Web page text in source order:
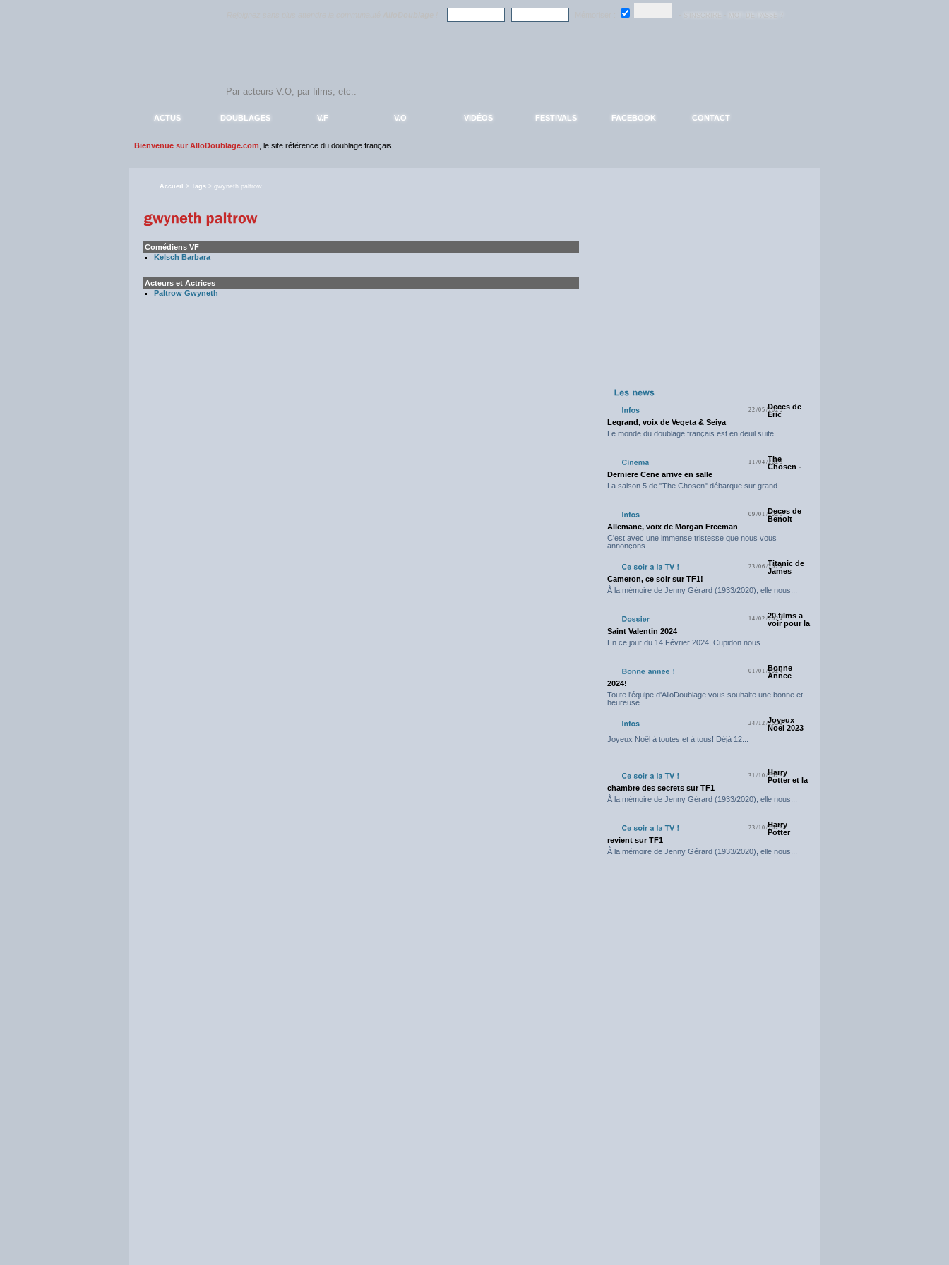
ACTUS DOUBLAGES V.F V.O VIDÉOS FESTIVALS FACEBOOK CONTACT
Bienvenue sur AlloDoublage.com , le site référence du doublage français.
Accueil > Tags > gwyneth paltrow
Comédiens VF
Kelsch Barbara
Acteurs et Actrices
Paltrow Gwyneth
22/05/2025Deces de
Eric
Legrand, voix de Vegeta & Seiya
Le monde du doublage français est en deuil suite...
11/04/2025
The
Chosen -
Derniere Cene arrive en salle
La saison 5 de "The Chosen" débarque sur grand...
09/01/2025Deces de
Benoit
Allemane, voix de Morgan Freeman
C'est avec une immense tristesse que nous vous
annonçons...
23/06/2024Titanic de
James
Cameron, ce soir sur TF1!
À la mémoire de Jenny Gérard (1933/2020), elle nous...
14/02/202420 films a
voir pour la
Saint Valentin 2024
En ce jour du 14 Février 2024, Cupidon nous...
01/01/2024
Bonne
Annee
2024!
Toute l'équipe d'AlloDoublage vous souhaite une bonne et
heureuse...
24/12/2023
Joyeux
Noel 2023
Joyeux Noël à toutes et à tous! Déjà 12...
31/10/2023
Harry
Potter et la
chambre des secrets sur TF1
À la mémoire de Jenny Gérard (1933/2020), elle nous...
23/10/2023
Harry
Potter
revient sur TF1
À la mémoire de Jenny Gérard (1933/2020), elle nous...